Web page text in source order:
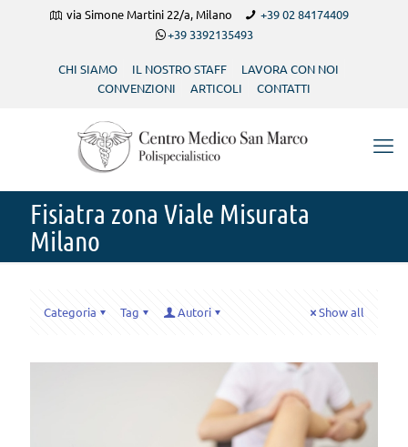
via Simone Martini 22/a, Milano
+39 02 84174409
+39 3392135493
CHI SIAMO IL NOSTRO STAFF
LAVORA CON NOI
CONVENZIONI
ARTICOLI CONTATTI
Fisiatra zona Viale Misurata
Milano
Categoria Tag Autori Show all